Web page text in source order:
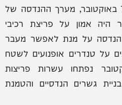
במהלך הטבח הרצחני ב-7 באוקטובר, מערך ההנדסה של
היה אמון על פריצת רכיבי
על מנת לאפשר מעבר
על טנדרים אופנועים לשטח
ה-7 באוקטובר נפתחו עשרות פריצות
גשרים הנדסיים והטמנת